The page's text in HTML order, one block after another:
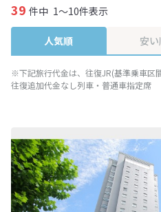
39 件中 1～10件表示
人気順 安
※下記旅行代金は、往復JR(基準乗車区
往復追加代金なし列車・普通車指定席